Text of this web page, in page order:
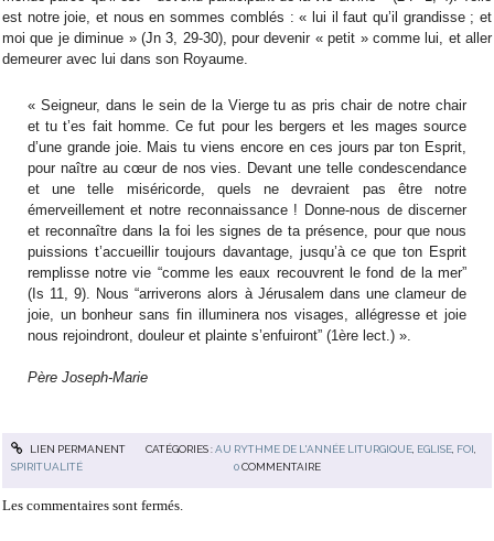
est notre joie, et nous en sommes comblés : « lui il faut qu’il grandisse ; et
moi que je diminue » (Jn 3, 29-30), pour devenir « petit » comme lui, et aller
demeurer avec lui dans son Royaume.
« Seigneur, dans le sein de la Vierge tu as pris chair de notre chair
et tu t’es fait homme. Ce fut pour les bergers et les mages source
d’une grande joie. Mais tu viens encore en ces jours par ton Esprit,
pour naître au cœur de nos vies. Devant une telle condescendance
et une telle miséricorde, quels ne devraient pas être notre
émerveillement et notre reconnaissance ! Donne-nous de discerner
et reconnaître dans la foi les signes de ta présence, pour que nous
puissions t’accueillir toujours davantage, jusqu’à ce que ton Esprit
remplisse notre vie “comme les eaux recouvrent le fond de la mer”
(Is 11, 9). Nous “arriverons alors à Jérusalem dans une clameur de
joie, un bonheur sans fin illuminera nos visages, allégresse et joie
nous rejoindront, douleur et plainte s’enfuiront” (1ère lect.) ».
Père Joseph-Marie
LIEN PERMANENT CATÉGORIES :AU RYTHME DE L'ANNÉE LITURGIQUE, EGLISE, FOI
SPIRITUALITÉ
0 COMMENTAIRE
Les commentaires sont fermés.